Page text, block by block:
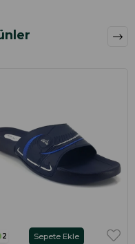
2 Sepete Ekle